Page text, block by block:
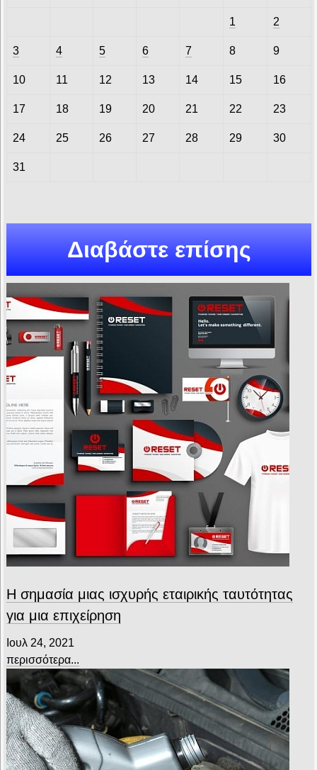
1 2
3 4 5 6 7 8 9
10 11 12 13 14 15 16
17 18 19 20 21 22 23
24 25 26 27 28 29 30
31
Διαβάστε επίσης
Η σημασία μιας ισχυρής εταιρικής ταυτότητας
για μια επιχείρηση
Ιουλ 24, 2021
περισσότερα...